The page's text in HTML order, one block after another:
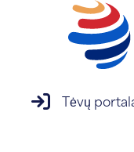
prisijungimas
Tėvų